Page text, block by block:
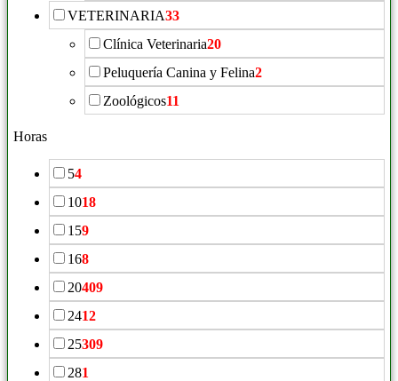
VETERINARIA33
Clínica Veterinaria20
Peluquería Canina y Felina2
Zoológicos11
Horas
54
1018
159
168
20409
2412
25309
281